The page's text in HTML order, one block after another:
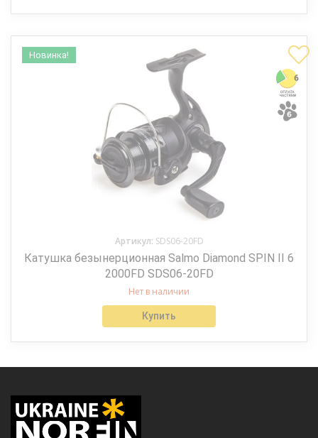
Новинка!
Артикул: SDS06-20FD
Катушка безынерционная Salmo Diamond SPIN II 6
2000FD SDS06-20FD
Нет в наличии
Купить